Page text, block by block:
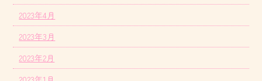
2023年4月
2023年3月
2023年2月